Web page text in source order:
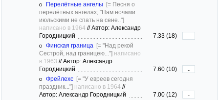
Перелётные ангелы [= Песня о
перелётных ангелах; "Нам ночами
июльскими не спать на сене.."]
написано в 1964 //Автор: Александр
Городницкий
7.33 (18)
-
Финская граница [= "Над рекой
Сестрой, над границею..."] написано
в 1963 //Автор: Александр
Городницкий
7.60 (10)
-
Фрейлехс [= "У евреев сегодня
праздник..."] написано в 1964 //
Автор: Александр Городницкий
7.00 (12)
-